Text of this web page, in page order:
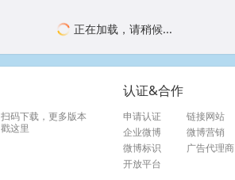
正在加载，请稍候...
扫码下载，更多版本
戳这里
认证&合作
申请认证
链接网站
企业微博
微博营销
微博标识
广告代理商
开放平台